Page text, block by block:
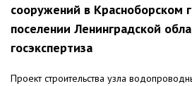
сооружений в Красноборском
поселении Ленинградской
госэкспертиза
Проект строительства узла